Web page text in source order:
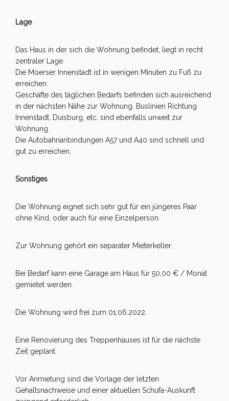
Lage
Das Haus in der sich die Wohnung befindet, liegt in recht
zentraler Lage.
Die Moerser Innenstadt ist in wenigen Minuten zu Fuß zu
erreichen.
Geschäfte des täglichen Bedarfs befinden sich ausreichend
in der nächsten Nähe zur Wohnung. Buslinien Richtung
Innenstadt, Duisburg, etc. sind ebenfalls unweit zur
Wohnung.
Die Autobahnanbindungen A57 und A40 sind schnell und
gut zu erreichen,
Sonstiges
Die Wohnung eignet sich sehr gut für ein jüngeres Paar
ohne Kind, oder auch für eine Einzelperson.
Zur Wohnung gehört ein separater Mieterkeller.
Bei Bedarf kann eine Garage am Haus für 50,00 € / Monat
gemietet werden.
Die Wohnung wird frei zum 01.06.2022.
Eine Renovierung des Treppenhauses ist für die nächste
Zeit geplant.
Vor Anmietung sind die Vorlage der letzten
Gehaltsnachweise und einer aktuellen Schufa-Auskunft